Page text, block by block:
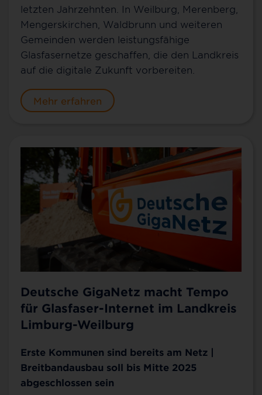
letzten Jahrzehnten. In Weilburg, Merenberg,
Mengerskirchen, Waldbrunn und weiteren
Gemeinden werden leistungsfähige
Glasfasernetze geschaffen, die den Landkreis
auf die digitale Zukunft vorbereiten.
Mehr erfahren
Deutsche GigaNetz macht Tempo
für Glasfaser-Internet im Landkreis
Limburg-Weilburg
Erste Kommunen sind bereits am Netz |
Breitbandausbau soll bis Mitte 2025
abgeschlossen sein